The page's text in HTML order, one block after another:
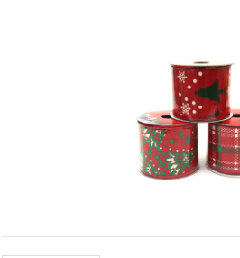
zobrazovali